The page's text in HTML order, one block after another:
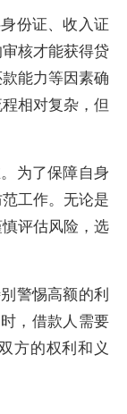
份证、收入证
核才能获得贷
能力等因素确
相对复杂，但
为了保障自身
工作。无论是
评估风险，选
警惕高额的利
，借款人需要
方的权利和义